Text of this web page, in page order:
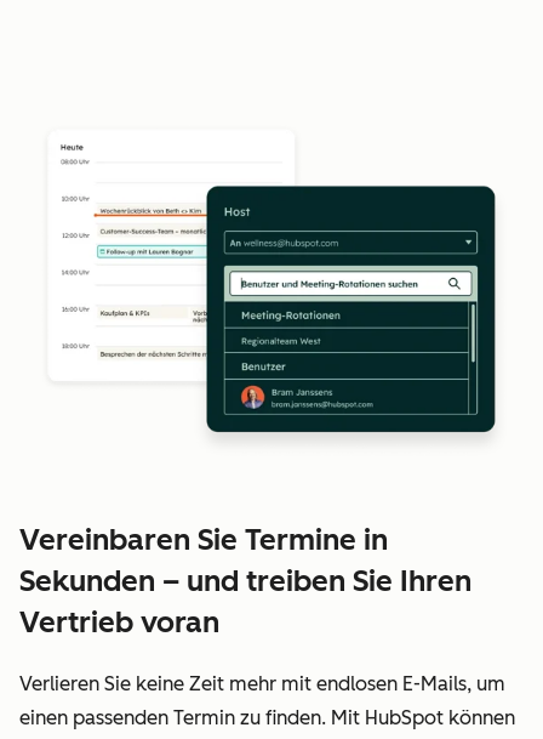
Vereinbaren Sie Termine in
Sekunden – und treiben Sie Ihren
Vertrieb voran
Verlieren Sie keine Zeit mehr mit endlosen E-Mails, um
einen passenden Termin zu finden. Mit HubSpot können